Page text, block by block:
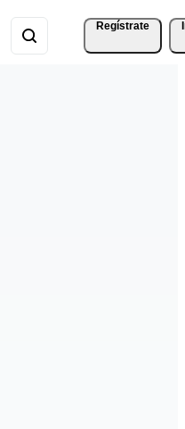
Regístrate